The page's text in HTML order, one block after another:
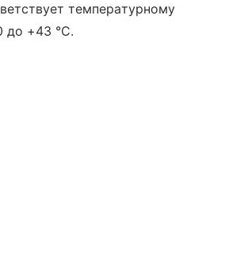
температурному
до +43 °C.